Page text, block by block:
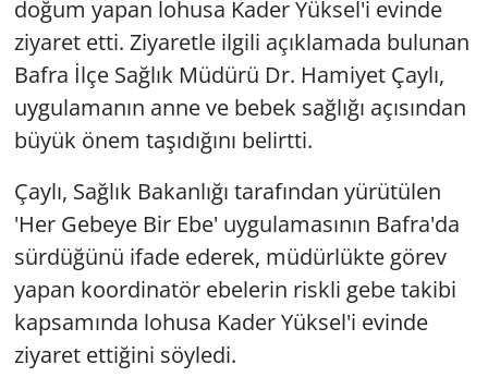
doğum yapan lohusa Kader Yüksel'i evinde
ziyaret etti. Ziyaretle ilgili açıklamada bulunan
Bafra İlçe Sağlık Müdürü Dr. Hamiyet Çaylı,
uygulamanın anne ve bebek sağlığı açısından
büyük önem taşıdığını belirtti.
Çaylı, Sağlık Bakanlığı tarafından yürütülen
'Her Gebeye Bir Ebe' uygulamasının Bafra'da
sürdüğünü ifade ederek, müdürlükte görev
yapan koordinatör ebelerin riskli gebe takibi
kapsamında lohusa Kader Yüksel'i evinde
ziyaret ettiğini söyledi.